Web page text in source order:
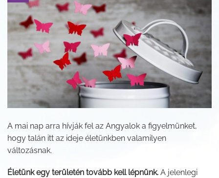
A mai nap arra hívják fel az Angyalok a figyelmünket,
hogy talán itt az ideje életünkben valamilyen
változásnak.
Életünk egy területén tovább kell lépnünk. A jelenlegi